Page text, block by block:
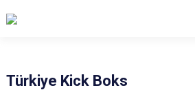
Türkiye Kick Boks